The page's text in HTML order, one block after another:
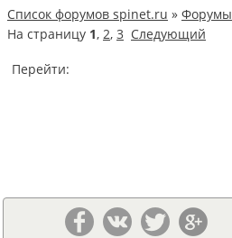
Список форумов spinet.ru » Форумы
На страницу 1, 2, 3 Следующий
Перейти: